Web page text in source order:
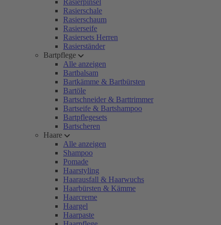
Rasierpinsel
Rasierschale
Rasierschaum
Rasierseife
Rasiersets Herren
Rasierständer
Bartpflege
Alle anzeigen
Bartbalsam
Bartkämme & Bartbürsten
Bartöle
Bartschneider & Barttrimmer
Bartseife & Bartshampoo
Bartpflegesets
Bartscheren
Haare
Alle anzeigen
Shampoo
Pomade
Haarstyling
Haarausfall & Haarwuchs
Haarbürsten & Kämme
Haarcreme
Haargel
Haarpaste